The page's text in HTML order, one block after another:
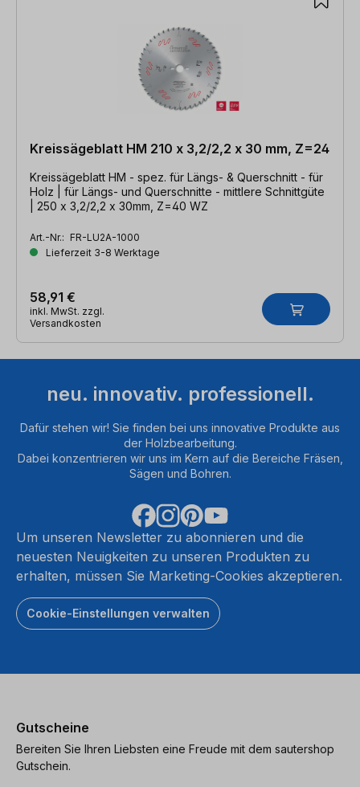
Kreissägeblatt HM 210 x 3,2/2,2 x 30 mm, Z=24
Kreissägeblatt HM - spez. für Längs- & Querschnitt - für
Holz | für Längs- und Querschnitte - mittlere Schnittgüte
| 250 x 3,2/2,2 x 30mm, Z=40 WZ
Art.-Nr.: FR-LU2A-1000
Lieferzeit 3-8 Werktage
58,91 €
inkl. MwSt. zzgl.
Versandkosten
neu. innovativ. professionell.
Dafür stehen wir! Sie finden bei uns innovative Produkte aus
der Holzbearbeitung.
Dabei konzentrieren wir uns im Kern auf die Bereiche Fräsen,
Sägen und Bohren.
Um unseren Newsletter zu abonnieren und die
neuesten Neuigkeiten zu unseren Produkten zu
erhalten, müssen Sie Marketing-Cookies akzeptieren.
Cookie-Einstellungen verwalten
Gutscheine
Bereiten Sie Ihren Liebsten eine Freude mit dem sautershop
Gutschein.